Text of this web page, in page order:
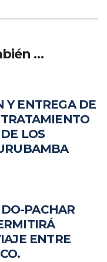
…
Y ENTREGA DE
LOS
PACHAR
ENTRE